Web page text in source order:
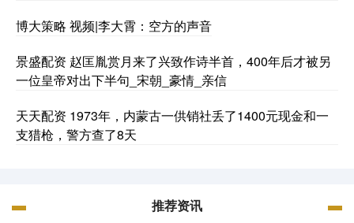
博大策略 视频|李大霄：空方的声音
景盛配资 赵匡胤赏月来了兴致作诗半首，400年后才被另
一位皇帝对出下半句_宋朝_豪情_亲信
天天配资 1973年，内蒙古一供销社丢了1400元现金和一
支猎枪，警方查了8天
推荐资讯